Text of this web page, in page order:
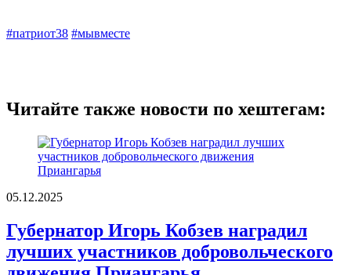
#патриот38 #мывместе
Читайте также новости по хештегам:
05.12.2025
Губернатор Игорь Кобзев наградил
лучших участников добровольческого